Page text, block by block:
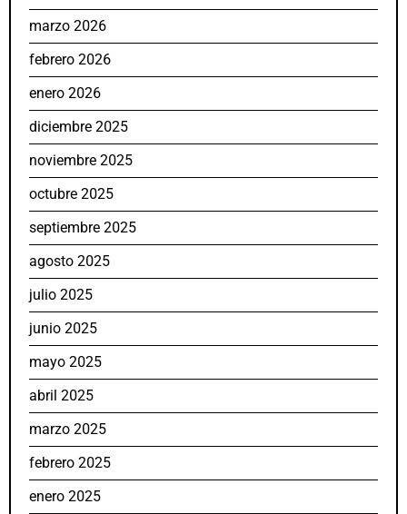
marzo 2026
febrero 2026
enero 2026
diciembre 2025
noviembre 2025
octubre 2025
septiembre 2025
agosto 2025
julio 2025
junio 2025
mayo 2025
abril 2025
marzo 2025
febrero 2025
enero 2025